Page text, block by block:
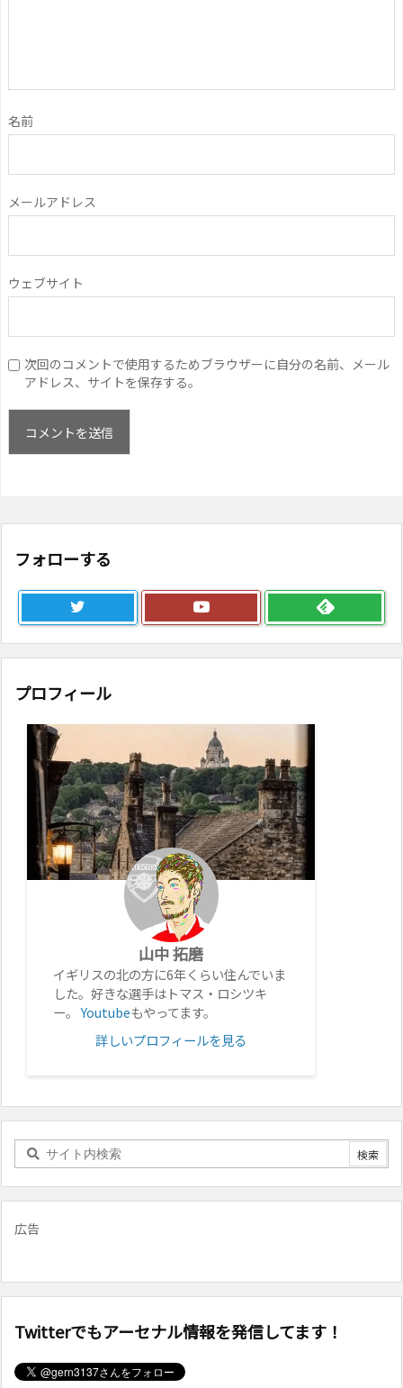
名前
メールアドレス
ウェブサイト
次回のコメントで使用するためブラウザーに自分の名前、メール
アドレス、サイトを保存する。
フォローする
プロフィール
山中 拓磨
イギリスの北の方に6年くらい住んでいま
した。好きな選手はトマス・ロシツキ
ー。Youtubeもやってます。
詳しいプロフィールを見る
広告
Twitterでもアーセナル情報を発信してます！